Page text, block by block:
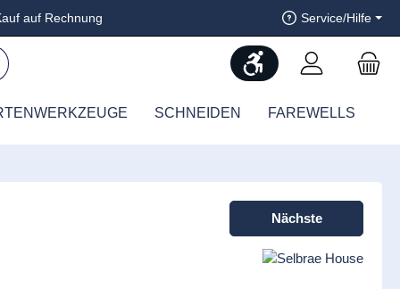
auf Rechnung Service/Hilfe
Werkzeugleiste
SCHNEIDEN FAREWELLS
Nächste